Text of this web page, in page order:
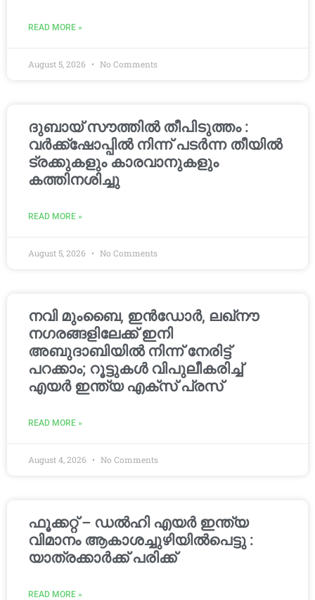
READ MORE »
August 5, 2026 No Comments
ദുബായ് സൗത്തിൽ തീപിടുത്തം :
വർക്ക്‌ഷോപ്പിൽ നിന്ന് പടർന്ന തീയിൽ
ട്രക്കുകളും കാരവാനുകളും
കത്തിനശിച്ചു
READ MORE »
August 5, 2026 No Comments
നവി മുംബൈ, ഇൻഡോർ, ലഖ്നൗ
നഗരങ്ങളിലേക്ക് ഇനി
അബുദാബിയിൽ നിന്ന് നേരിട്ട്
പറക്കാം; റൂട്ടുകൾ വിപുലീകരിച്ച്
എയർ ഇന്ത്യ എക്സ് പ്രസ്
READ MORE »
August 4, 2026 No Comments
ഫൂക്കറ്റ് – ഡൽഹി എയര്‍ ഇന്ത്യ
വിമാനം ആകാശച്ചുഴിയില്‍പെട്ടു :
യാത്രക്കാര്‍ക്ക് പരിക്ക്
READ MORE »